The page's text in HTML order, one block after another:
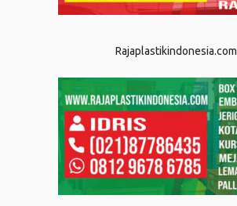
Rajaplastikindonesia.com